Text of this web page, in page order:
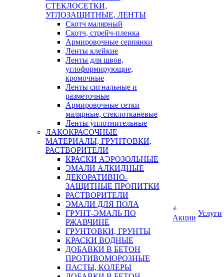
СТЕКЛОСЕТКИ,
УГЛОЗАЩИТНЫЕ, ЛЕНТЫ
Скотч малярный
Скотч, стрейч-пленка
Армировочные серпянки
Ленты клейкие
Ленты для швов,
углоформирующие,
кромочные
Ленты сигнальные и
разметочные
Армировочные сетки
малярные, стеклотканевые
Ленты уплотнительные
ЛАКОКРАСОЧНЫЕ
МАТЕРИАЛЫ, ГРУНТОВКИ,
РАСТВОРИТЕЛИ
КРАСКИ АЭРОЗОЛЬНЫЕ
ЭМАЛИ АЛКИДНЫЕ
ДЕКОРАТИВНО-
ЗАЩИТНЫЕ ПРОПИТКИ
РАСТВОРИТЕЛИ
ЭМАЛИ ДЛЯ ПОЛА
ГРУНТ-ЭМАЛЬ ПО
РЖАВЧИНЕ
ГРУНТОВКИ, ГРУНТЫ
КРАСКИ ВОДНЫЕ
ДОБАВКИ В БЕТОН
ПРОТИВОМОРОЗНЫЕ
ПАСТЫ, КОЛЕРЫ
Акции
Услуги